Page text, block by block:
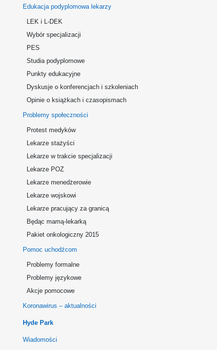
Edukacja podyplomowa lekarzy
LEK i L-DEK
Wybór specjalizacji
PES
Studia podyplomowe
Punkty edukacyjne
Dyskusje o konferencjach i szkoleniach
Opinie o książkach i czasopismach
Problemy społeczności
Protest medyków
Lekarze stażyści
Lekarze w trakcie specjalizacji
Lekarze POZ
Lekarze menedżerowie
Lekarze wojskowi
Lekarze pracujący za granicą
Będąc mamą-lekarką
Pakiet onkologiczny 2015
Pomoc uchodźcom
Problemy formalne
Problemy językowe
Akcje pomocowe
Koronawirus – aktualności
Hyde Park
Wiadomości